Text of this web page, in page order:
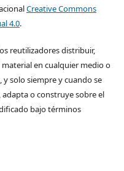
Creative Commons
4.0.
reutilizadores distribuir,
en cualquier medio o
solo siempre y cuando se
adapta o construye sobre el
bajo términos